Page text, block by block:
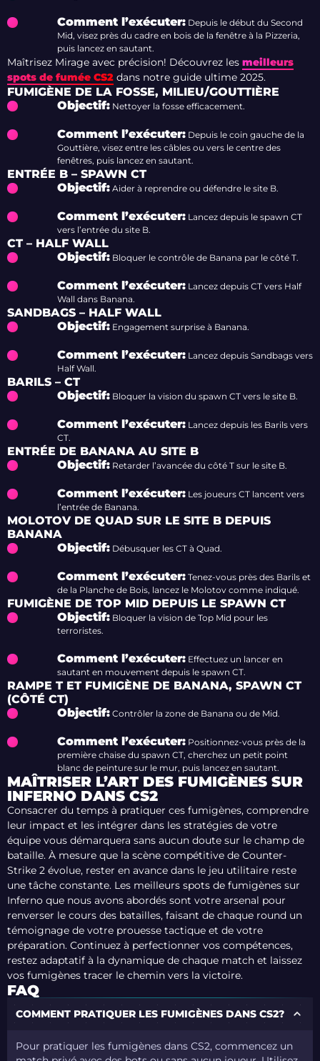
Comment l’exécuter: Depuis le début du Second
Mid, visez près du cadre en bois de la fenêtre à la Pizzeria,
puis lancez en sautant.
Maîtrisez Mirage avec précision! Découvrez les meilleurs
spots de fumée CS2 dans notre guide ultime 2025.
FUMIGÈNE DE LA FOSSE, MILIEU/GOUTTIÈRE
Objectif: Nettoyer la fosse efficacement.
Comment l’exécuter: Depuis le coin gauche de la
Gouttière, visez entre les câbles ou vers le centre des
fenêtres, puis lancez en sautant.
ENTRÉE B – SPAWN CT
Objectif: Aider à reprendre ou défendre le site B.
Comment l’exécuter: Lancez depuis le spawn CT
vers l’entrée du site B.
CT – HALF WALL
Objectif: Bloquer le contrôle de Banana par le côté T.
Comment l’exécuter: Lancez depuis CT vers Half
Wall dans Banana.
SANDBAGS – HALF WALL
Objectif: Engagement surprise à Banana.
Comment l’exécuter: Lancez depuis Sandbags vers
Half Wall.
BARILS – CT
Objectif: Bloquer la vision du spawn CT vers le site B.
Comment l’exécuter: Lancez depuis les Barils vers
CT.
ENTRÉE DE BANANA AU SITE B
Objectif: Retarder l’avancée du côté T sur le site B.
Comment l’exécuter: Les joueurs CT lancent vers
l’entrée de Banana.
MOLOTOV DE QUAD SUR LE SITE B DEPUIS
BANANA
Objectif: Débusquer les CT à Quad.
Comment l’exécuter: Tenez-vous près des Barils et
de la Planche de Bois, lancez le Molotov comme indiqué.
FUMIGÈNE DE TOP MID DEPUIS LE SPAWN CT
Objectif: Bloquer la vision de Top Mid pour les
terroristes.
Comment l’exécuter: Effectuez un lancer en
sautant en mouvement depuis le spawn CT.
RAMPE T ET FUMIGÈNE DE BANANA, SPAWN CT
(CÔTÉ CT)
Objectif: Contrôler la zone de Banana ou de Mid.
Comment l’exécuter: Positionnez-vous près de la
première chaise du spawn CT, cherchez un petit point
blanc de peinture sur le mur, puis lancez en sautant.
MAÎTRISER L’ART DES FUMIGÈNES SUR
INFERNO DANS CS2
Consacrer du temps à pratiquer ces fumigènes, comprendre
leur impact et les intégrer dans les stratégies de votre
équipe vous démarquera sans aucun doute sur le champ de
bataille. À mesure que la scène compétitive de Counter-
Strike 2 évolue, rester en avance dans le jeu utilitaire reste
une tâche constante. Les meilleurs spots de fumigènes sur
Inferno que nous avons abordés sont votre arsenal pour
renverser le cours des batailles, faisant de chaque round un
témoignage de votre prouesse tactique et de votre
préparation. Continuez à perfectionner vos compétences,
restez adaptatif à la dynamique de chaque match et laissez
vos fumigènes tracer le chemin vers la victoire.
FAQ
COMMENT PRATIQUER LES FUMIGÈNES DANS CS2?
Pour pratiquer les fumigènes dans CS2, commencez un